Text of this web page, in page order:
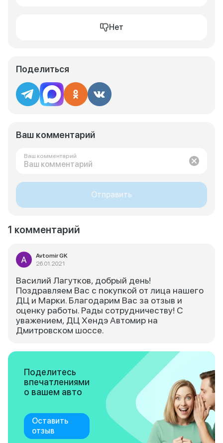
Нет
Поделиться
Ваш комментарий
Ваш комментарий
Отправить
1 комментарий
Avtomir GK
26.01.2021
Василий Лагутков, добрый день!
Поздравляем Вас с покупкой от лица нашего
ДЦ и Марки. Благодарим Вас за отзыв и
оценку работы. Рады сотрудничеству! С
уважением, ДЦ Хендэ Автомир на
Дмитровском шоссе.
Поделитесь
впечатлениями
о вашем авто
Оставить
отзыв